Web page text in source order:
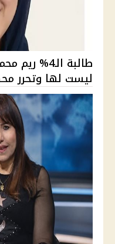
طالبة
ليست لها وتحرر